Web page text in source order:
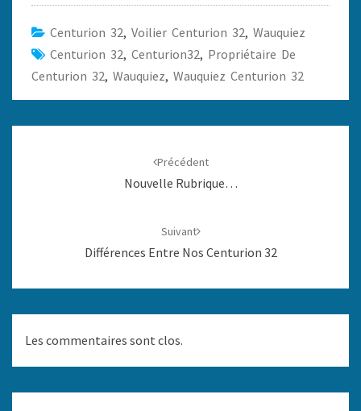
Centurion 32, Voilier Centurion 32, Wauquiez
Centurion 32, Centurion32, Propriétaire De
Centurion 32, Wauquiez, Wauquiez Centurion 32
Précédent
Nouvelle Rubrique…
Suivant
Différences Entre Nos Centurion 32
Les commentaires sont clos.